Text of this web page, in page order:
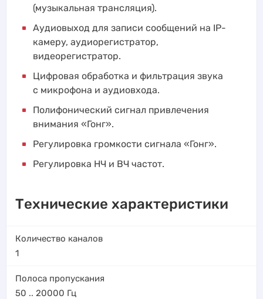
(музыкальная трансляция).
Аудиовыход для записи сообщений на IP-
камеру, аудиорегистратор,
видеорегистратор.
Цифровая обработка и фильтрация звука
с микрофона и аудиовхода.
Полифонический сигнал привлечения
внимания «Гонг».
Регулировка громкости сигнала «Гонг».
Регулировка НЧ и ВЧ частот.
Технические характеристики
Количество каналов
1
Полоса пропускания
50 .. 20000 Гц